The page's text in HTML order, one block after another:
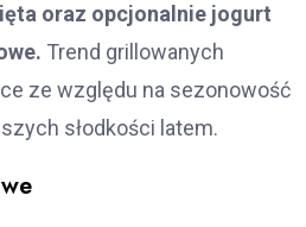
oraz opcjonalnie jogurt
Trend grillowanych
ze względu na sezonowość
słodkości latem.